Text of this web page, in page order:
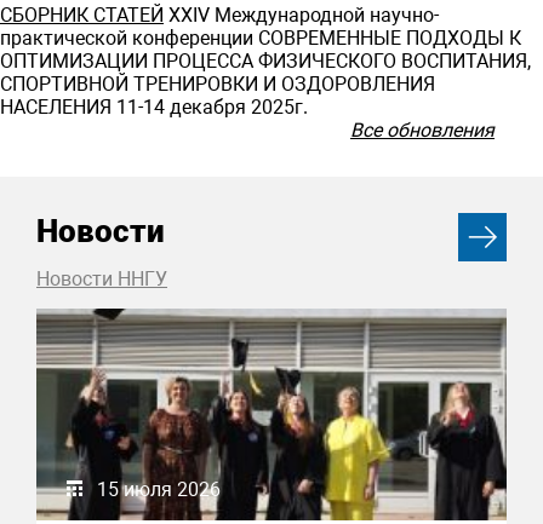
СБОРНИК СТАТЕЙ ХXIV Международной научно-
практической конференции СОВРЕМЕННЫЕ ПОДХОДЫ К
ОПТИМИЗАЦИИ ПРОЦЕССА ФИЗИЧЕСКОГО ВОСПИТАНИЯ,
СПОРТИВНОЙ ТРЕНИРОВКИ И ОЗДОРОВЛЕНИЯ
НАСЕЛЕНИЯ 11-14 декабря 2025г.
Все обновления
Новости
Новости ННГУ
15 июля 2026